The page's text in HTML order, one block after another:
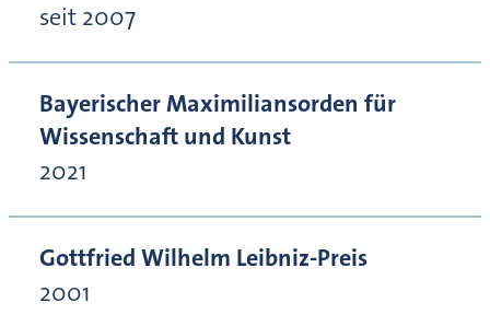
seit 2007
Bayerischer Maximiliansorden für
Wissenschaft und Kunst
2021
Gottfried Wilhelm Leibniz-Preis
2001